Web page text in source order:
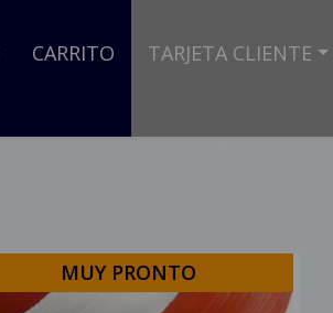
CARRITO TARJETA CLIENTE
MUY PRONTO